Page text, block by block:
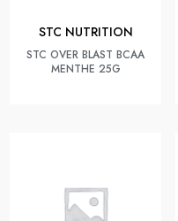
STC NUTRITION
STC OVER BLAST BCAA
MENTHE 25G